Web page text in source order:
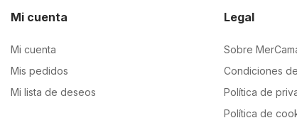
Mi cuenta
Mi cuenta
Mis pedidos
Mi lista de deseos
Legal
Sobre
Condiciones
Política de
Política de